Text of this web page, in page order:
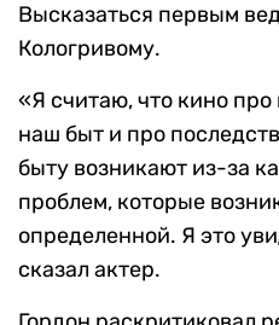
Высказаться первым
Кологривому.
«Я считаю, что кино
наш быт и про
быту возникают из-за
проблем, которые
определенной. Я это
сказал актер.